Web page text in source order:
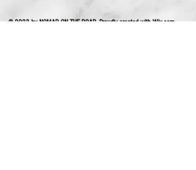
© 2023 by NOMAD ON THE ROAD. Proudly created with Wix.com